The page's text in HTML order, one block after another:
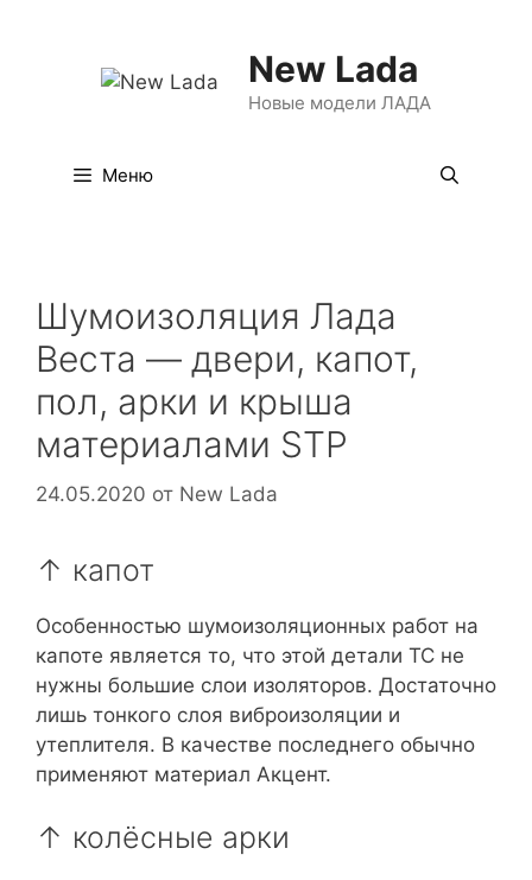
содержимому
New Lada
Новые модели ЛАДА
Меню
Шумоизоляция Лада
Веста — двери, капот,
пол, арки и крыша
материалами STP
24.05.2020 от New Lada
↑ капот
Особенностью шумоизоляционных работ на
капоте является то, что этой детали ТС не
нужны большие слои изоляторов. Достаточно
лишь тонкого слоя виброизоляции и
утеплителя. В качестве последнего обычно
применяют материал Акцент.
↑ колёсные арки